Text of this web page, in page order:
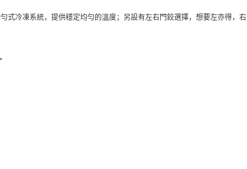
式冷凍系統，提供穩定均勻的溫度；另設有左右門鉸選擇，想要左亦得，右